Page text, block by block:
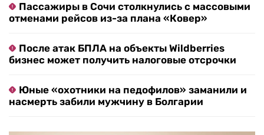
Пассажиры в Сочи столкнулись с массовыми
отменами рейсов из-за плана «Ковер»
После атак БПЛА на объекты Wildberries
бизнес может получить налоговые отсрочки
Юные «охотники на педофилов» заманили и
насмерть забили мужчину в Болгарии